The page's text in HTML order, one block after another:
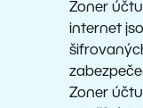
Zoner
internet
Zoner